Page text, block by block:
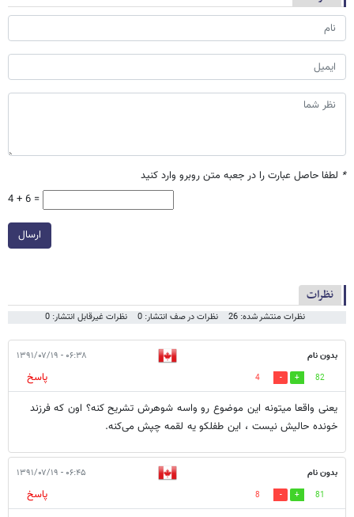
* لطفا حاصل عبارت را در جعبه متن روبرو وارد کنید
4 + 6 =
ارسال
نظرات
نظرات منتشر شده: 26 نظرات در صف انتشار: 0 نظرات غیرقابل انتشار: 0
بدون نام ۰۶:۳۸ - ۱۳۹۱/۰۷/۱۹
82
4
پاسخ
یعنی‌ واقعا میتونه این موضوع رو واسه شوهرش تشریح کنه؟ اون که فرزند
خونده حالیش نیست ، این طفلکو یه لقمه چپش می‌کنه.
بدون نام ۰۶:۴۵ - ۱۳۹۱/۰۷/۱۹
81
8
پاسخ